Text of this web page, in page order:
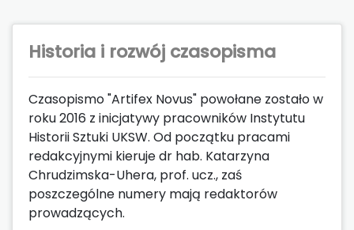
Historia i rozwój czasopisma
Czasopismo "Artifex Novus" powołane zostało w
roku 2016 z inicjatywy pracowników Instytutu
Historii Sztuki UKSW. Od początku pracami
redakcyjnymi kieruje dr hab. Katarzyna
Chrudzimska-Uhera, prof. ucz., zaś
poszczególne numery mają redaktorów
prowadzących.